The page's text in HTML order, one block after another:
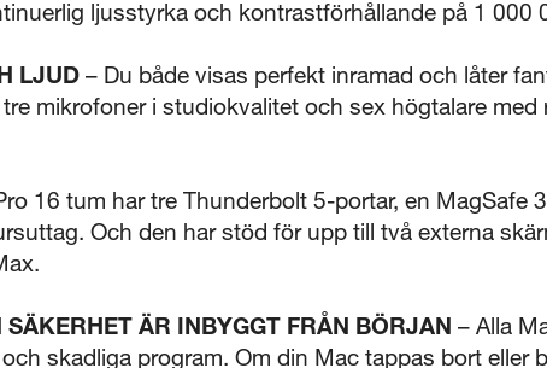
ljusstyrka och kontrastförhållande på 1 000
LJUD – Du både visas perfekt inramad och låter
mikrofoner i studiokvalitet och sex högtalare
16 tum har tre Thunderbolt 5-portar, en MagSafe
Och den har stöd för upp till två externa
ÄR INBYGGT FRÅN BÖRJAN – Alla
skadliga program. Om din Mac tappas bort eller